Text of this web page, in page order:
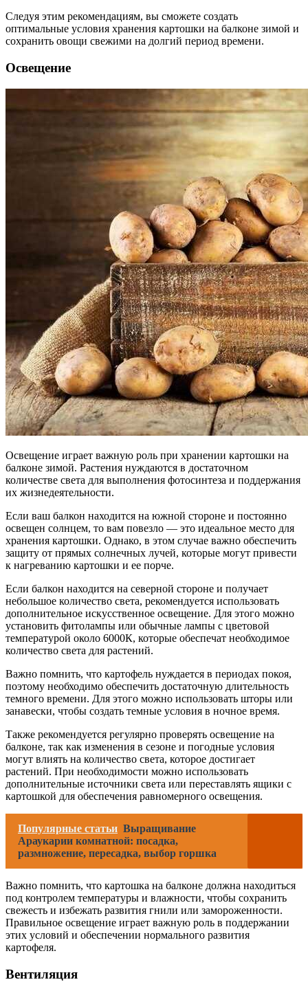
Следуя этим рекомендациям, вы сможете создать
оптимальные условия хранения картошки на балконе зимой и
сохранить овощи свежими на долгий период времени.
Освещение
Освещение играет важную роль при хранении картошки на
балконе зимой. Растения нуждаются в достаточном
количестве света для выполнения фотосинтеза и поддержания
их жизнедеятельности.
Если ваш балкон находится на южной стороне и постоянно
освещен солнцем, то вам повезло — это идеальное место для
хранения картошки. Однако, в этом случае важно обеспечить
защиту от прямых солнечных лучей, которые могут привести
к нагреванию картошки и ее порче.
Если балкон находится на северной стороне и получает
небольшое количество света, рекомендуется использовать
дополнительное искусственное освещение. Для этого можно
установить фитолампы или обычные лампы с цветовой
температурой около 6000К, которые обеспечат необходимое
количество света для растений.
Важно помнить, что картофель нуждается в периодах покоя,
поэтому необходимо обеспечить достаточную длительность
темного времени. Для этого можно использовать шторы или
занавески, чтобы создать темные условия в ночное время.
Также рекомендуется регулярно проверять освещение на
балконе, так как изменения в сезоне и погодные условия
могут влиять на количество света, которое достигает
растений. При необходимости можно использовать
дополнительные источники света или переставлять ящики с
картошкой для обеспечения равномерного освещения.
Популярные статьи Выращивание
Араукарии комнатной: посадка,
размножение, пересадка, выбор горшка
Важно помнить, что картошка на балконе должна находиться
под контролем температуры и влажности, чтобы сохранить
свежесть и избежать развития гнили или замороженности.
Правильное освещение играет важную роль в поддержании
этих условий и обеспечении нормального развития
картофеля.
Вентиляция